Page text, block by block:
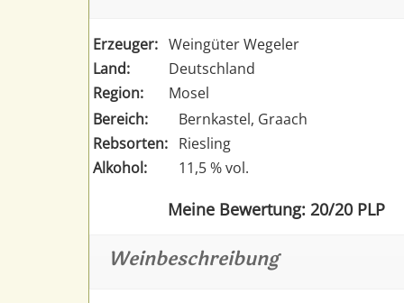
Erzeuger: Weingüter Wegeler
Land:
Deutschland
Region:
Mosel
Bereich:
Bernkastel, Graach
Rebsorten: Riesling
Alkohol:
11,5 % vol.
Meine Bewertung: 20/20 PLP
Weinbeschreibung